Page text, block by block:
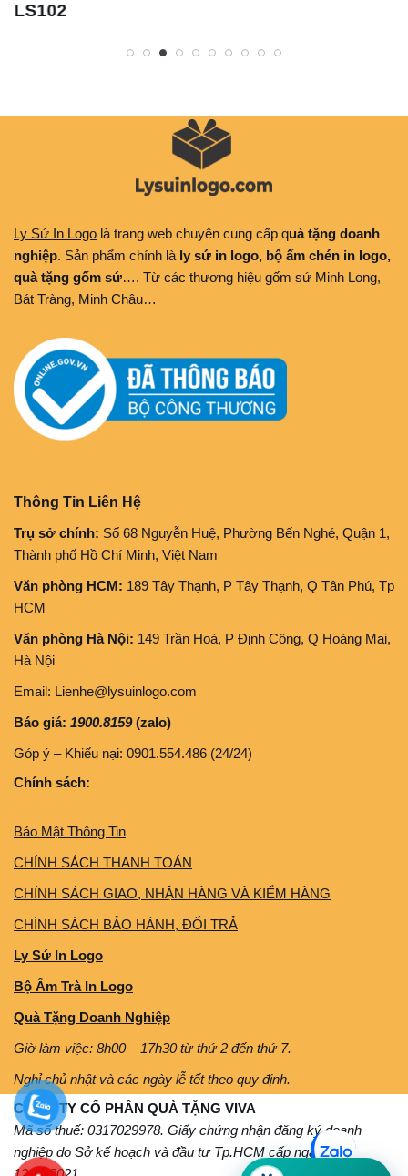
LS102
Ly Sứ In Logo là trang web chuyên cung cấp quà tặng doanh
nghiệp. Sản phẩm chính là ly sứ in logo, bộ ấm chén in logo,
quà tặng gốm sứ…. Từ các thương hiệu gốm sứ Minh Long,
Bát Tràng, Minh Châu…
Thông Tin Liên Hệ
Trụ sở chính: Số 68 Nguyễn Huệ, Phường Bến Nghé, Quận 1,
Thành phố Hồ Chí Minh, Việt Nam
Văn phòng HCM: 189 Tây Thạnh, P Tây Thạnh, Q Tân Phú, Tp
HCM
Văn phòng Hà Nội: 149 Trần Hoà, P Định Công, Q Hoàng Mai,
Hà Nội
Email: Lienhe@lysuinlogo.com
Báo giá: 1900.8159(zalo)
Góp ý – Khiếu nại: 0901.554.486 (24/24)
Chính sách:
Bảo Mật Thông Tin
CHÍNH SÁCH THANH TOÁN
CHÍNH SÁCH GIAO, NHẬN HÀNG VÀ KIỂM HÀNG
CHÍNH SÁCH BẢO HÀNH, ĐỔI TRẢ
Ly Sứ In Logo
Bộ Ấm Trà In Logo
Quà Tặng Doanh Nghiệp
Giờ làm việc: 8h00 – 17h30 từ thứ 2 đến thứ 7.
Nghỉ chủ nhật và các ngày lễ tết theo quy định.
CÔNG TY CỔ PHẦN QUÀ TẶNG VIVA
Mã số thuế: 0317029978. Giấy chứng nhận đăng ký doanh
nghiệp do Sở kế hoạch và đầu tư Tp.HCM cấp ngày